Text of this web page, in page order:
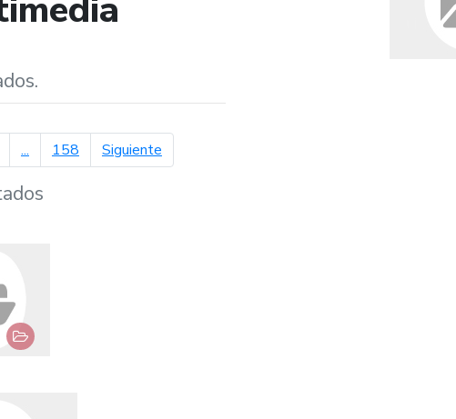
de búsqueda
... 158 Siguientepágina siguiente